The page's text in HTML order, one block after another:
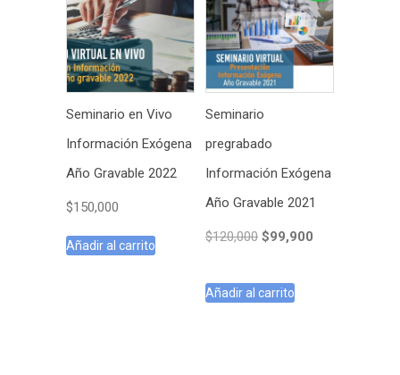
Seminario en Vivo
Información Exógena
Año Gravable 2022
$150,000
Añadir al carrito
Seminario
pregrabado
Información Exógena
Año Gravable 2021
$120,000 El
era:
$99,900
Añadir al carrito